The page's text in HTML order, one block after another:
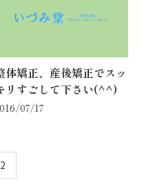
体矯正、産後矯正でスッ
リすごして下さい(^^)
07/17
2